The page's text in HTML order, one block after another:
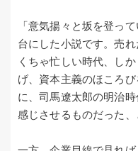
「意気揚々と坂を登っ
台にした小説です。売
くちゃ忙しい時代、し
げ、資本主義のほころ
に、司馬遼太郎の明治
感じさせるものだった、